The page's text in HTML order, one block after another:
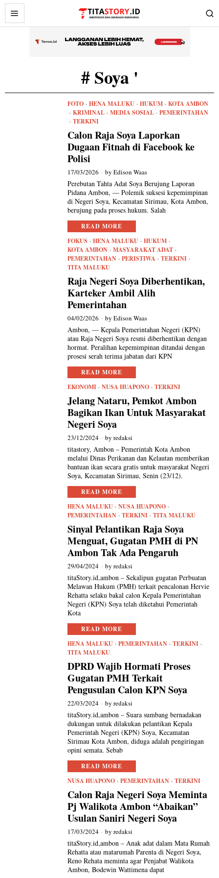
# Soya '
FOTO · HENA MALUKU · HUKUM · KOTA AMBON
· KRIMINAL · MEDIA SOSIAL · PEMERINTAHAN
· TERKINI
Calon Raja Soya Laporkan
Dugaan Fitnah di Facebook ke
Polisi
17/03/2026 byEdison Waas
Perebutan Tahta Adat Soya Berujung Laporan
Pidana Ambon, — Polemik suksesi kepemimpinan
di Negeri Soya, Kecamatan Sirimau, Kota Ambon,
berujung pada proses hukum. Salah
READ MORE
FOKUS · HENA MALUKU · HUKUM ·
KOTA AMBON · MASYARAKAT ADAT ·
PEMERINTAHAN · PERISTIWA · TERKINI ·
TITA MALUKU
Raja Negeri Soya Diberhentikan,
Karteker Ambil Alih
Pemerintahan
04/02/2026 byEdison Waas
Ambon, — Kepala Pemerintahan Negeri (KPN)
atau Raja Negeri Soya resmi diberhentikan dengan
hormat. Peralihan kepemimpinan ditandai dengan
prosesi serah terima jabatan dari KPN
READ MORE
EKONOMI · NUSA HUAPONO · TERKINI
Jelang Nataru, Pemkot Ambon
Bagikan Ikan Untuk Masyarakat
Negeri Soya
23/12/2024 byredaksi
titastory, Ambon – Pemerintah Kota Ambon
melalui Dinas Perikanan dan Kelautan memberikan
bantuan ikan secara gratis untuk masyarakat Negeri
Soya, Kecamatan Sirimau, Senin (23/12).
READ MORE
HENA MALUKU · NUSA HUAPONO ·
PEMERINTAHAN · TERKINI · TITA MALUKU
Sinyal Pelantikan Raja Soya
Menguat, Gugatan PMH di PN
Ambon Tak Ada Pengaruh
29/04/2024 byredaksi
titaStory.id,ambon – Sekalipun gugatan Perbuatan
Melawan Hukum (PMH) terkait pencalonan Hervie
Rehatta selaku bakal calon Kepala Pemerintahan
Negeri (KPN) Soya telah diketahui Pemerintah
Kota
READ MORE
HENA MALUKU · PEMERINTAHAN · TERKINI ·
TITA MALUKU
DPRD Wajib Hormati Proses
Gugatan PMH Terkait
Pengusulan Calon KPN Soya
22/03/2024 byredaksi
titaStory.id,ambon – Suara sumbang bernadakan
dukungan untuk dilakukan pelantikan Kepala
Pemerintah Negeri (KPN) Soya, Kecamatan
Sirimau Kota Ambon, diduga adalah pengiringan
opini semata. Sebab
READ MORE
NUSA HUAPONO · PEMERINTAHAN · TERKINI
Calon Raja Negeri Soya Meminta
Pj Walikota Ambon “Abaikan”
Usulan Saniri Negeri Soya
17/03/2024 byredaksi
titaStory.id,ambon – Anak adat dalam Mata Rumah
Rehatta atau matarumah Parenta di Negeri Soya,
Reno Rehata meminta agar Penjabat Walikota
Ambon, Bodewin Wattimena dapat